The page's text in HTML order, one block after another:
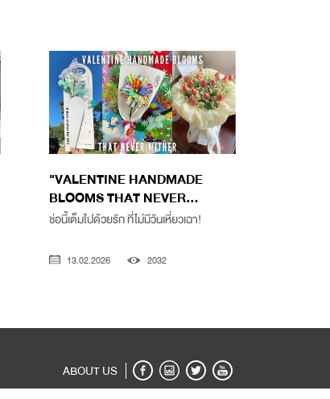
"VALENTINE HANDMADE
BLOOMS THAT NEVER...
ช่อนี้เต็มไปด้วยรัก ที่ไม่มีวันเหี่ยวเฉา!
13.02.2026 2032
ABOUT US